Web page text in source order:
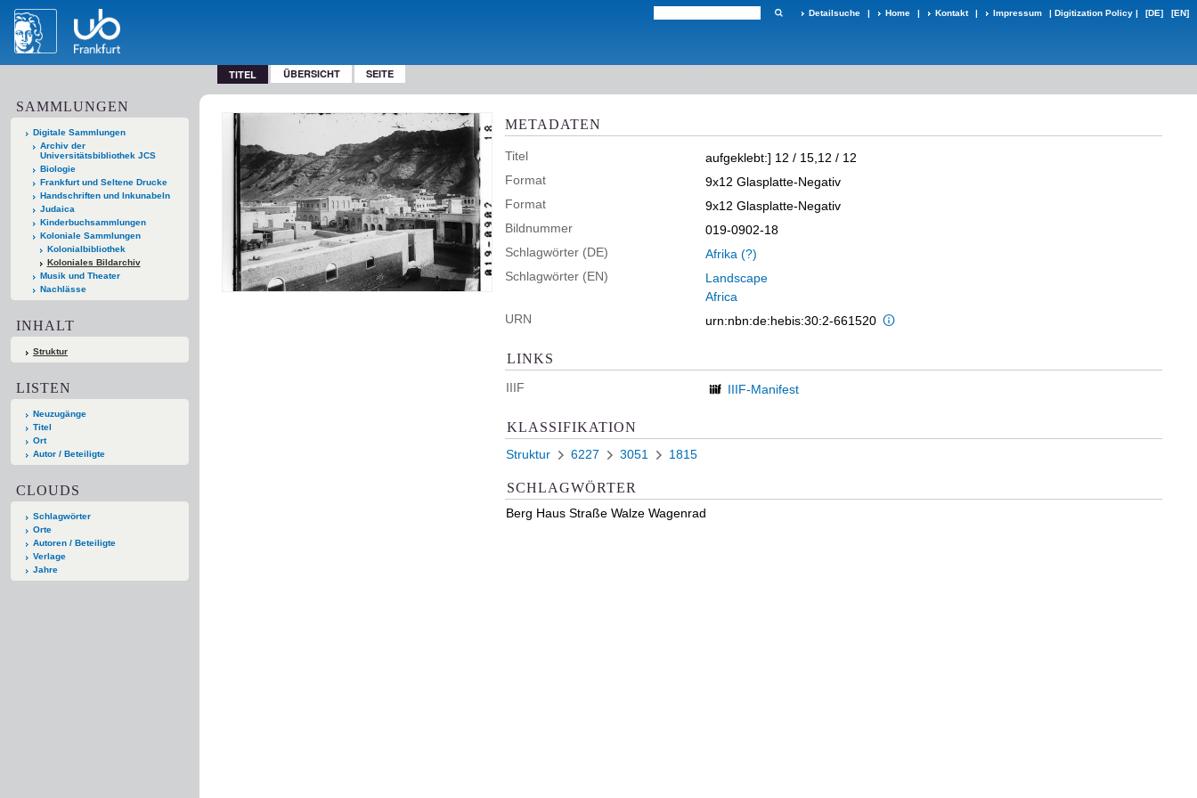
Detailsuche | Home | Kontakt | Impressum | Digitization Policy | [DE] [EN]
TITEL ÜBERSICHT SEITE
SAMMLUNGEN
Digitale Sammlungen
Archiv der
Universitätsbibliothek JCS
Biologie
Frankfurt und Seltene Drucke
Handschriften und Inkunabeln
Judaica
Kinderbuchsammlungen
Koloniale Sammlungen
Kolonialbibliothek
Koloniales Bildarchiv
Musik und Theater
Nachlässe
INHALT
Struktur
LISTEN
Neuzugänge
Titel
Ort
Autor / Beteiligte
CLOUDS
Schlagwörter
Orte
Autoren / Beteiligte
Verlage
Jahre
METADATEN
Titel
aufgeklebt:] 12 / 15,12 / 12
Format
9x12 Glasplatte-Negativ
Format
9x12 Glasplatte-Negativ
Bildnummer
019-0902-18
Schlagwörter (DE)
Afrika (?)
Schlagwörter (EN)
Landscape
Africa
URN
urn:nbn:de:hebis:30:2-661520
LINKS
IIIF IIIF-Manifest
KLASSIFIKATION
Struktur 6227 3051 1815
SCHLAGWÖRTER
Berg Haus Straße Walze Wagenrad